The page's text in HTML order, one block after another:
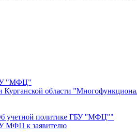
"МФЦ"
области
учетной политике ГБУ "МФЦ""
МФЦ к заявителю